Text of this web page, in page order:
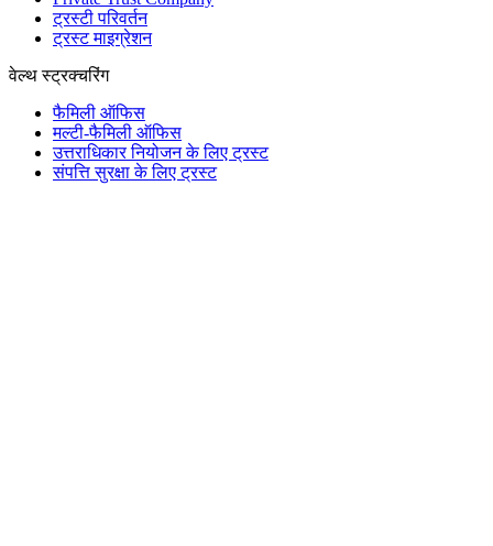
ट्रस्टी परिवर्तन
ट्रस्ट माइग्रेशन
वेल्थ स्ट्रक्चरिंग
फैमिली ऑफिस
मल्टी-फैमिली ऑफिस
उत्तराधिकार नियोजन के लिए ट्रस्ट
संपत्ति सुरक्षा के लिए ट्रस्ट